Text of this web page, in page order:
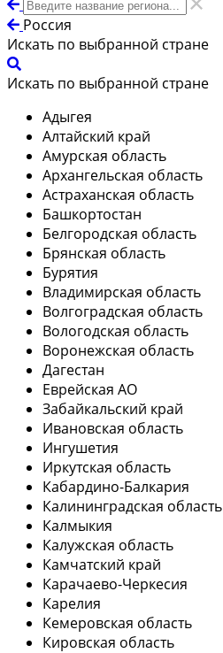
Россия
Искать по выбранной стране
Искать по выбранной стране
Адыгея
Алтайский край
Амурская область
Архангельская область
Астраханская область
Башкортостан
Белгородская область
Брянская область
Бурятия
Владимирская область
Волгоградская область
Вологодская область
Воронежская область
Дагестан
Еврейская АО
Забайкальский край
Ивановская область
Ингушетия
Иркутская область
Кабардино-Балкария
Калининградская область
Калмыкия
Калужская область
Камчатский край
Карачаево-Черкесия
Карелия
Кемеровская область
Кировская область